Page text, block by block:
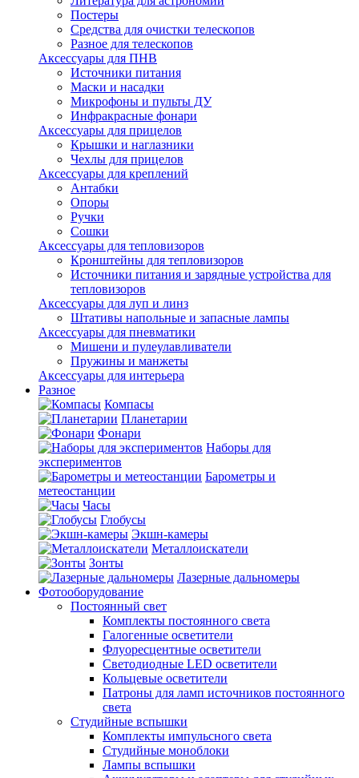
Постеры
Средства для очистки телескопов
Разное для телескопов
Аксессуары для ПНВ
Источники питания
Маски и насадки
Микрофоны и пульты ДУ
Инфракрасные фонари
Аксессуары для прицелов
Крышки и наглазники
Чехлы для прицелов
Аксессуары для креплений
Антабки
Опоры
Ручки
Сошки
Аксессуары для тепловизоров
Кронштейны для тепловизоров
Источники питания и зарядные устройства для
тепловизоров
Аксессуары для луп и линз
Штативы напольные и запасные лампы
Аксессуары для пневматики
Мишени и пулеулавливатели
Пружины и манжеты
Аксессуары для интерьера
Разное
Компасы
Планетарии
Фонари
Наборы для
экспериментов
Барометры и
метеостанции
Часы
Глобусы
Экшн-камеры
Металлоискатели
Зонты
Лазерные дальномеры
Фотооборудование
Постоянный свет
Комплекты постоянного света
Галогенные осветители
Флуоресцентные осветители
Светодиодные LED осветители
Кольцевые осветители
Патроны для ламп источников постоянного
света
Студийные вспышки
Комплекты импульсного света
Студийные моноблоки
Лампы вспышки